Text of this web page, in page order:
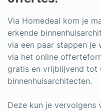
Via Homedeal kom je
erkende
via een paar stappen je
via het online
gratis en vrijblijvend tot
binnenhuisarchitecten.
Deze kun je vervolgens